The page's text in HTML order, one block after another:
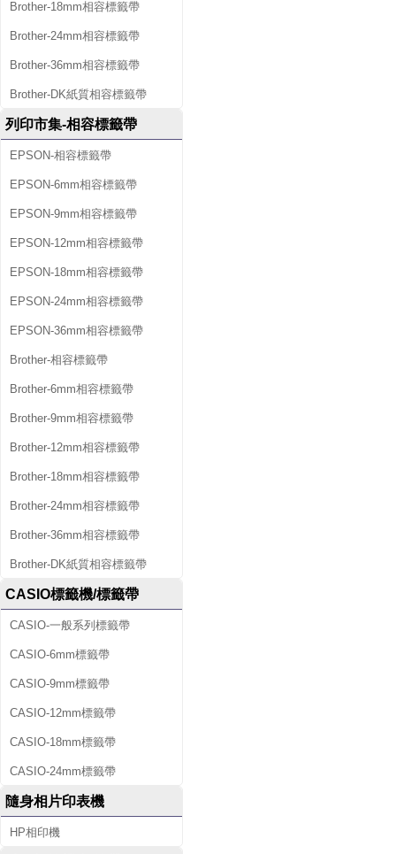
Brother-18mm相容標籤帶
Brother-24mm相容標籤帶
Brother-36mm相容標籤帶
Brother-DK紙質相容標籤帶
列印市集-相容標籤帶
EPSON-相容標籤帶
EPSON-6mm相容標籤帶
EPSON-9mm相容標籤帶
EPSON-12mm相容標籤帶
EPSON-18mm相容標籤帶
EPSON-24mm相容標籤帶
EPSON-36mm相容標籤帶
Brother-相容標籤帶
Brother-6mm相容標籤帶
Brother-9mm相容標籤帶
Brother-12mm相容標籤帶
Brother-18mm相容標籤帶
Brother-24mm相容標籤帶
Brother-36mm相容標籤帶
Brother-DK紙質相容標籤帶
CASIO標籤機/標籤帶
CASIO-一般系列標籤帶
CASIO-6mm標籤帶
CASIO-9mm標籤帶
CASIO-12mm標籤帶
CASIO-18mm標籤帶
CASIO-24mm標籤帶
隨身相片印表機
HP相印機